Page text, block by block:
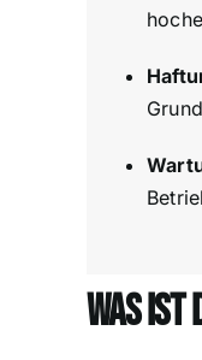
Was ist